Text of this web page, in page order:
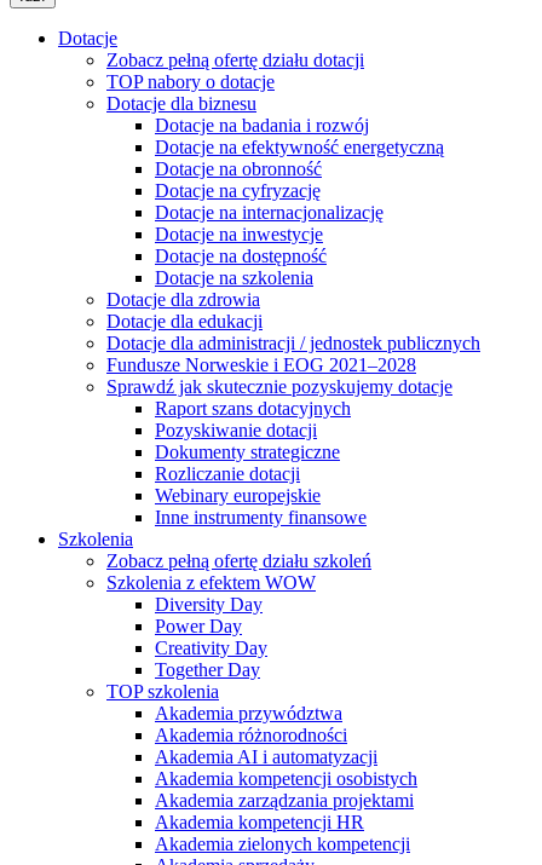
Dotacje
Zobacz pełną ofertę działu dotacji
TOP nabory o dotacje
Dotacje dla biznesu
Dotacje na badania i rozwój
Dotacje na efektywność energetyczną
Dotacje na obronność
Dotacje na cyfryzację
Dotacje na internacjonalizację
Dotacje na inwestycje
Dotacje na dostępność
Dotacje na szkolenia
Dotacje dla zdrowia
Dotacje dla edukacji
Dotacje dla administracji / jednostek publicznych
Fundusze Norweskie i EOG 2021–2028
Sprawdź jak skutecznie pozyskujemy dotacje
Raport szans dotacyjnych
Pozyskiwanie dotacji
Dokumenty strategiczne
Rozliczanie dotacji
Webinary europejskie
Inne instrumenty finansowe
Szkolenia
Zobacz pełną ofertę działu szkoleń
Szkolenia z efektem WOW
Diversity Day
Power Day
Creativity Day
Together Day
TOP szkolenia
Akademia przywództwa
Akademia różnorodności
Akademia AI i automatyzacji
Akademia kompetencji osobistych
Akademia zarządzania projektami
Akademia kompetencji HR
Akademia zielonych kompetencji